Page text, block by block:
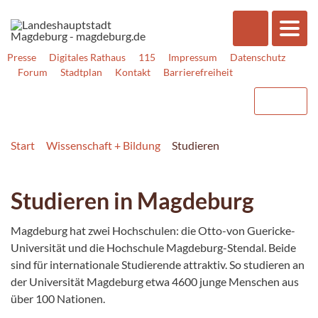
Presse Digitales Rathaus 115 Impressum
Datenschutz
Forum
Stadtplan Kontakt Barrierefreiheit
Start Wissenschaft + Bildung Studieren
Studieren in Magdeburg
Magdeburg hat zwei Hochschulen: die Otto-von Guericke-
Universität und die Hochschule Magdeburg-Stendal. Beide
sind für internationale Studierende attraktiv. So studieren an
der Universität Magdeburg etwa 4600 junge Menschen aus
über 100 Nationen.